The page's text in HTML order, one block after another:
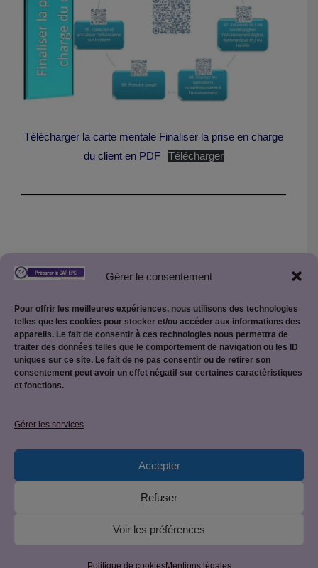
Gérer le consentement
Pour offrir les meilleures expériences, nous utilisons des technologies
telles que les cookies pour stocker et/ou accéder aux informations des
appareils. Le fait de consentir à ces technologies nous permettra de
traiter des données telles que le comportement de navigation ou les ID
uniques sur ce site. Le fait de ne pas consentir ou de retirer son
consentement peut avoir un effet négatif sur certaines caractéristiques
et fonctions.
Gérer les services
Accepter
Refuser
Voir les préférences
Politique de cookiesMentions légales
Télécharger la carte mentale Finaliser la prise en charge
du client en PDF
Télécharger
Retour aux différentes cartes mentales
Le référentiel du CAP EPC
© 2026 CAP EPC : équipier polyvalent du commerce • Site
JetForceOne• Construit avecGeneratePress